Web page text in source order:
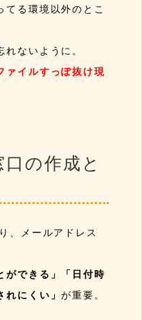
てる環境以外のとこ
ないように。
ァイルすっぽ抜け現
の作成と
、メールアドレス
ができる」「日付時
れにくい」が重要。